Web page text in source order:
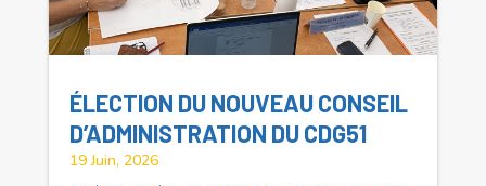
ÉLECTION DU NOUVEAU CONSEIL
D’ADMINISTRATION DU CDG51
19 Juin, 2026